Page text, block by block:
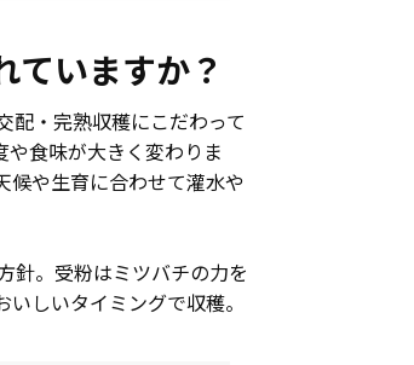
ていますか？
配・完熟収穫にこだわって
や食味が大きく変わりま
候や生育に合わせて灌水や
針。受粉はミツバチの力を
しいタイミングで収穫。